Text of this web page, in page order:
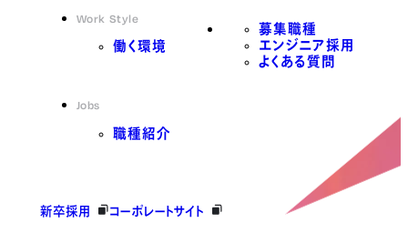
Work Style
働く環境
Jobs
職種紹介
募集職種
エンジニア採用
よくある質問
新卒採用 コーポレートサイト